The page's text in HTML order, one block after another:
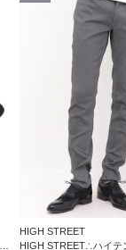
HIGH STREET